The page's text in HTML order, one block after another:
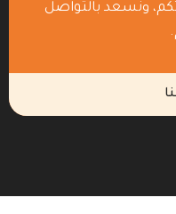
ونسعد بالتواصل